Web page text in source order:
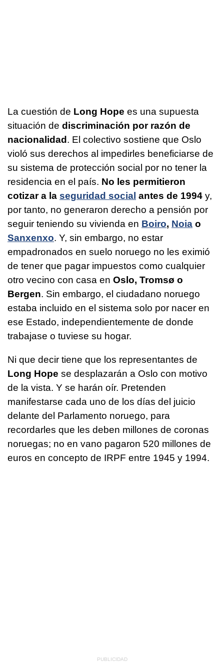
La cuestión de Long Hope es una supuesta
situación de discriminación por razón de
nacionalidad. El colectivo sostiene que Oslo
violó sus derechos al impedirles beneficiarse de
su sistema de protección social por no tener la
residencia en el país. No les permitieron
cotizar a la seguridad social antes de 1994 y,
por tanto, no generaron derecho a pensión por
seguir teniendo su vivienda en Boiro, Noia o
Sanxenxo. Y, sin embargo, no estar
empadronados en suelo noruego no les eximió
de tener que pagar impuestos como cualquier
otro vecino con casa en Oslo, Tromsø o
Bergen. Sin embargo, el ciudadano noruego
estaba incluido en el sistema solo por nacer en
ese Estado, independientemente de donde
trabajase o tuviese su hogar.
Ni que decir tiene que los representantes de
Long Hope se desplazarán a Oslo con motivo
de la vista. Y se harán oír. Pretenden
manifestarse cada uno de los días del juicio
delante del Parlamento noruego, para
recordarles que les deben millones de coronas
noruegas; no en vano pagaron 520 millones de
euros en concepto de IRPF entre 1945 y 1994.